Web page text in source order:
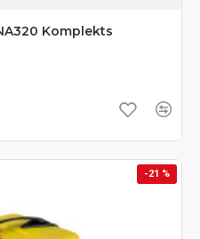
Komplekts
-21 %